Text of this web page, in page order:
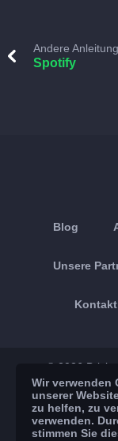
Andere
Spotify
Blog
Unsere
© 2026
Wir verwenden
unserer
zu helfen, zu
verwenden.
stimmen Sie